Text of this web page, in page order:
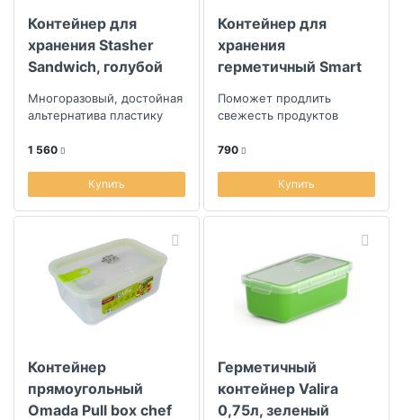
Контейнер для
хранения Stasher
Sandwich, голубой
Многоразовый, достойная
альтернатива пластику
1 560
Купить
Контейнер для
хранения
герметичный Smart
450мл
Поможет продлить
свежесть продуктов
790
Купить
Контейнер
прямоугольный
Omada Pull box chef
Герметичный
контейнер Valira
0,75л, зеленый